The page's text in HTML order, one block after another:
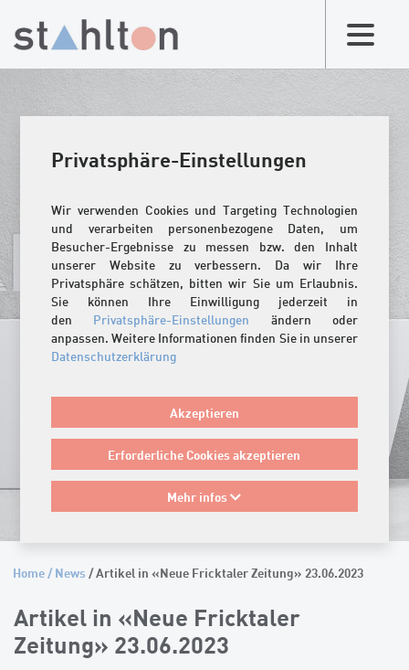
Privatsphäre-Einstellungen
Wir verwenden Cookies und Targeting Technologien
und verarbeiten personenbezogene Daten, um
Besucher-Ergebnisse zu messen bzw. den Inhalt
unserer Website zu verbessern. Da wir Ihre
Privatsphäre schätzen, bitten wir Sie um Erlaubnis.
Sie können Ihre Einwilligung jederzeit in
den Privatsphäre-Einstellungen ändern oder
anpassen. Weitere Informationen finden Sie in unserer
Datenschutzerklärung
Akzeptieren
Erforderliche Cookies akzeptieren
Mehr infos
Home/News/ Artikel in «Neue Fricktaler Zeitung» 23.06.2023
Artikel in «Neue Fricktaler
Zeitung» 23.06.2023